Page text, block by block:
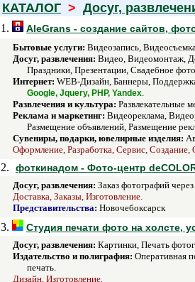
КАТАЛОГ > Досуг,
1.
AleGrans - создание сайтов,
Бытовые услуги: Видеозапись,
Досуг, развлечения: Видео, Видеомонтаж,
Праздники, Презентации, Свадебное
Интернет: WEB-Дизайн, Баннеры,
Google, Jquery, PHP, Yandex.
Развлечения и культура: Развлекательные
Реклама и маркетинг: Видеореклама,
Размещение объявлений, Размещение
Сувениры, подарки, ювелирные изделия:
Оформление, Разработка, Сервис,
2. фоткинадом - Фото-центр
Досуг, развлечения: Заказ фотографий
Доставка, Заказы, Изготовление.
Представительства: Новочебоксарск
3. Студия печати фото на холсте,
Досуг, развлечения: Картинки, Печать
Издательство и полиграфия: Оперативная
печать.
Дизайн, Изготовление.